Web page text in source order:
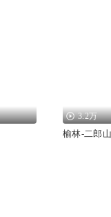
3.2万
榆林-二郎山